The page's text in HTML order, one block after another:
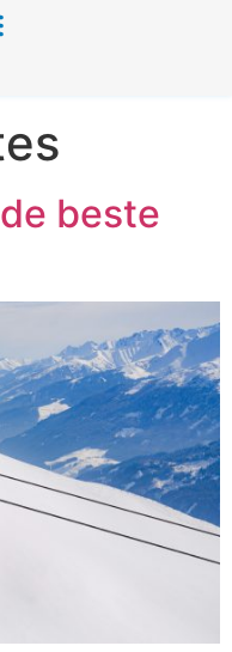
beste